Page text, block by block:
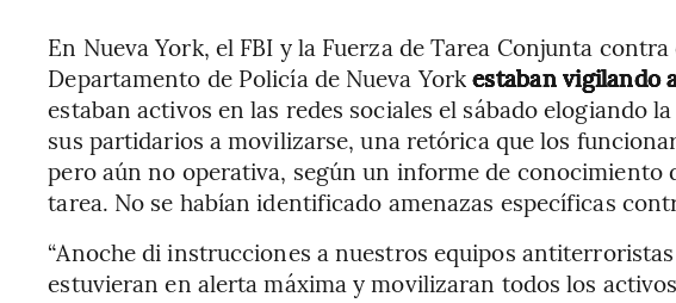
En Nueva York, el FBI y la Fuerza de Tarea Conjunta
Departamento de Policía de Nueva Yorkestaban vigilando
estaban activos en las redes sociales el sábado elogiando
sus partidarios a movilizarse, una retórica que los
pero aún no operativa, según un informe de conocimiento
tarea. No se habían identificado amenazas específicas
“Anoche di instrucciones a nuestros equipos
estuvieran en alerta máxima y movilizaran todos los